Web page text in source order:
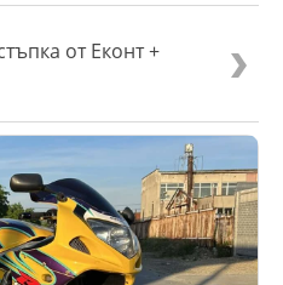
от Еконт +